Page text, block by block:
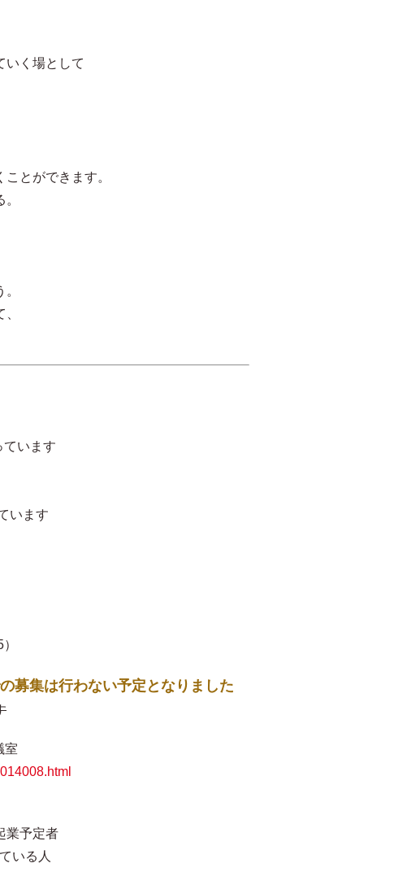
いく場として
とができます。
います
ます
募集は行わない予定となりました
予定者
る人